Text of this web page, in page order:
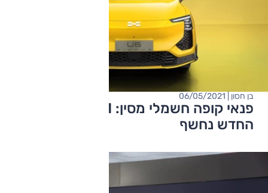
פנאי קופה חשמלי מסין: Aiways U6 2021
החדש נחשף
בן חסון | 06/05/2021